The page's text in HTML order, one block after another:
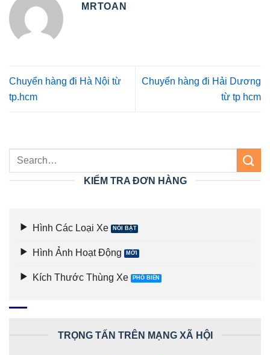
MRTOAN
Chuyển hàng đi Hà Nội từ
tp.hcm
Chuyển hàng đi Hải Dương
từ tp hcm
KIỂM TRA ĐƠN HÀNG
Hình Các Loại Xe
Hình Ảnh Hoạt Động
Kích Thước Thùng Xe
TRỌNG TẤN TRÊN MẠNG XÃ HỘI